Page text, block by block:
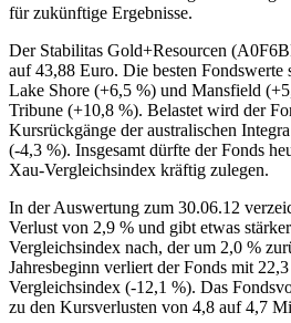
für zukünftige Ergebnisse.
Der Stabilitas Gold+Resourcen
auf 43,88 Euro. Die besten
Lake Shore (+6,5 %) und Mansfield
Tribune (+10,8 %). Belastet wird der
Kursrückgänge der australischen
(-4,3 %). Insgesamt dürfte der Fonds
Xau-Vergleichsindex kräftig zulegen.
In der Auswertung zum 30.06.12
Verlust von 2,9 % und gibt etwas
Vergleichsindex nach, der um 2,0 %
Jahresbeginn verliert der Fonds mit
Vergleichsindex (-12,1 %). Das
zu den Kursverlusten von 4,8 auf 4,7